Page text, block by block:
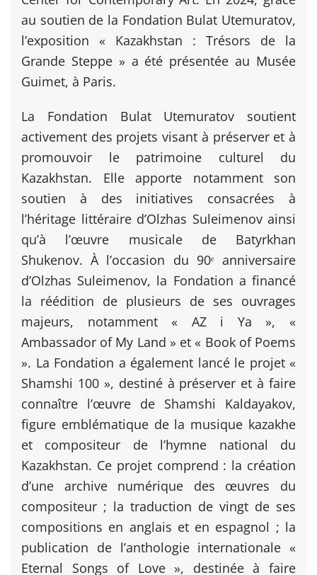
au soutien de la Fondation Bulat Utemuratov,
l’exposition « Kazakhstan : Trésors de la
Grande Steppe » a été présentée au Musée
Guimet, à Paris.
La Fondation Bulat Utemuratov soutient
activement des projets visant à préserver et à
promouvoir le patrimoine culturel du
Kazakhstan. Elle apporte notamment son
soutien à des initiatives consacrées à
l’héritage littéraire d’Olzhas Suleimenov ainsi
qu’à l’œuvre musicale de Batyrkhan
Shukenov. À l’occasion du 90ᵉ anniversaire
d’Olzhas Suleimenov, la Fondation a financé
la réédition de plusieurs de ses ouvrages
majeurs, notamment « AZ i Ya », «
Ambassador of My Land » et « Book of Poems
». La Fondation a également lancé le projet «
Shamshi 100 », destiné à préserver et à faire
connaître l’œuvre de Shamshi Kaldayakov,
figure emblématique de la musique kazakhe
et compositeur de l’hymne national du
Kazakhstan. Ce projet comprend : la création
d’une archive numérique des œuvres du
compositeur ; la traduction de vingt de ses
compositions en anglais et en espagnol ; la
publication de l’anthologie internationale «
Eternal Songs of Love », destinée à faire